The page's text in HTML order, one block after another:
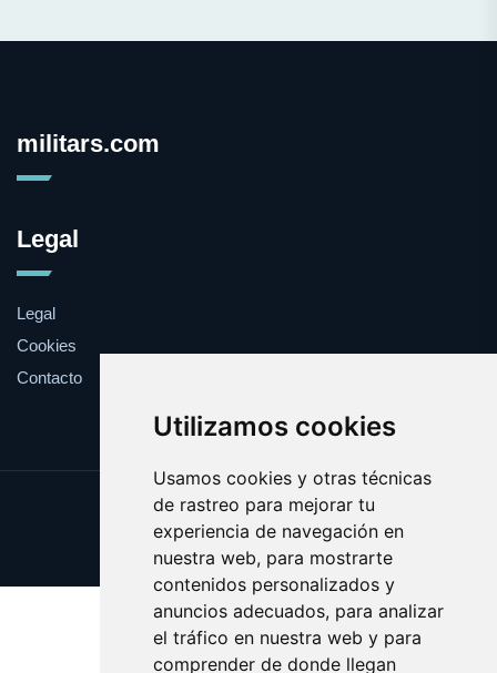
Utilizamos cookies
Usamos cookies y otras técnicas
de rastreo para mejorar tu
experiencia de navegación en
nuestra web, para mostrarte
contenidos personalizados y
anuncios adecuados, para analizar
el tráfico en nuestra web y para
comprender de donde llegan
militars.com
Legal
Legal
Cookies
Contacto
Update cookies preferences
Copyright © 2025 militars.com